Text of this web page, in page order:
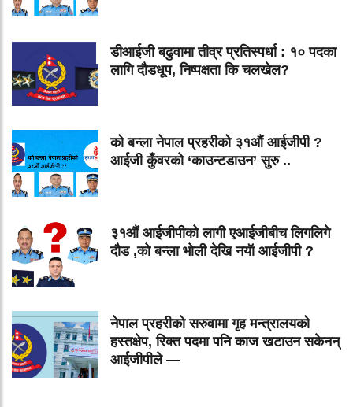
डीआईजी बढुवामा तीव्र प्रतिस्पर्धा : १० पदका
लागि दौडधूप, निष्पक्षता कि चलखेल?
को बन्ला नेपाल प्रहरीको ३१औं आईजीपी ?
आईजी कुँवरको ‘काउन्टडाउन’ सुरु ..
३१औं आईजीपीको लागी एआईजीबीच लिगलिगे
दौड ,को बन्ला भोली देखि नयॅा आईजीपी ?
नेपाल प्रहरीको सरुवामा गृह मन्त्रालयको
हस्तक्षेप, रिक्त पदमा पनि काज खटाउन सकेनन्
आईजीपीले —